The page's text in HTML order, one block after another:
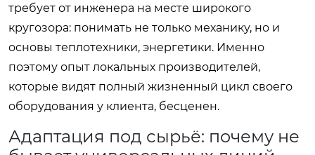
требует от инженера на месте широкого
кругозора: понимать не только механику, но и
основы теплотехники, энергетики. Именно
поэтому опыт локальных производителей,
которые видят полный жизненный цикл своего
оборудования у клиента, бесценен.
Адаптация под сырьё: почему не